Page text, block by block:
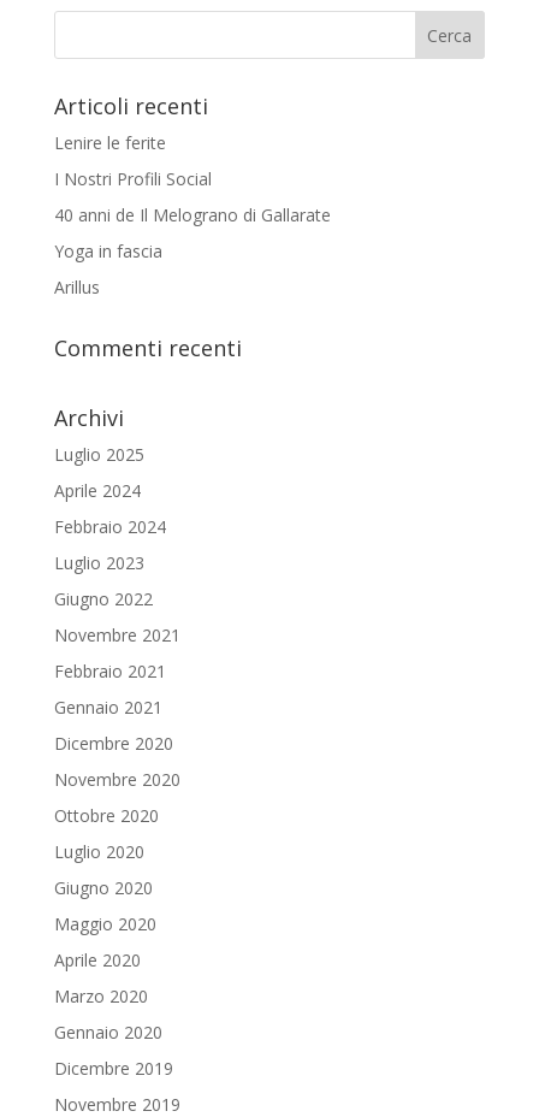
Articoli recenti
Lenire le ferite
I Nostri Profili Social
40 anni de Il Melograno di Gallarate
Yoga in fascia
Arillus
Commenti recenti
Archivi
Luglio 2025
Aprile 2024
Febbraio 2024
Luglio 2023
Giugno 2022
Novembre 2021
Febbraio 2021
Gennaio 2021
Dicembre 2020
Novembre 2020
Ottobre 2020
Luglio 2020
Giugno 2020
Maggio 2020
Aprile 2020
Marzo 2020
Gennaio 2020
Dicembre 2019
Novembre 2019